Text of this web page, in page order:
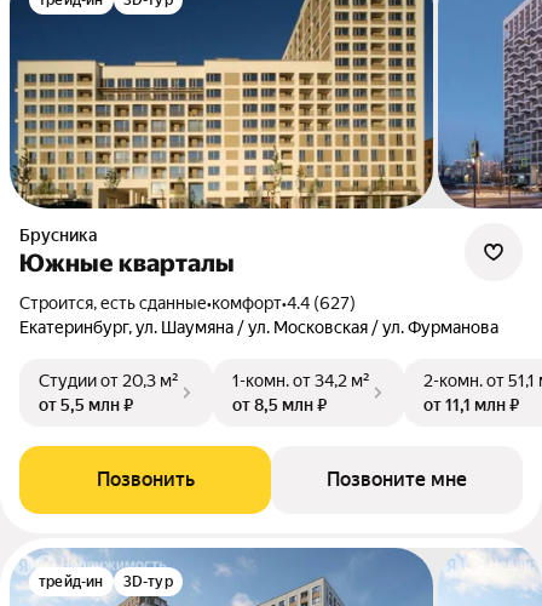
Брусника
Южные кварталы
Строится, есть сданные•комфорт•4.4 (627)
Екатеринбург, ул. Шаумяна / ул. Московская / ул. Фурманова
Студииот 20,3 м²
от 5,5 млн ₽
1-комн.от 34,2 м²
от 8,5 млн ₽
2-комн.от 51,1
от 11,1 млн ₽
Позвонить Позвоните мне
трейд-ин 3D-тур